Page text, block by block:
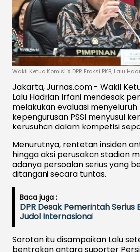
Wakil Ketua Komisi X DPR Fraksi PKB, Lalu
Jakarta, Jurnas.com - Wakil
Lalu Hadrian Irfani mendesak
melakukan evaluasi
kepengurusan PSSI menyusul
kerusuhan dalam kompetisi
Menurutnya, rentetan insiden
hingga aksi perusakan stadion
adanya persoalan serius yang
ditangani secara tuntas.
Baca juga :
DPR Desak Pemerintah Serius
Judol Internasional
Sorotan itu disampaikan Lalu
bentrokan antara suporter